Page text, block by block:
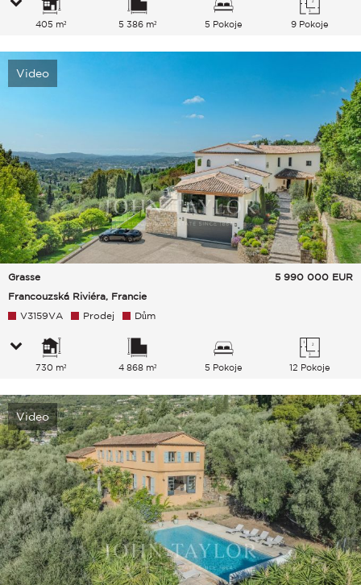
405 m² 5 386 m² 5 Pokoje 9 Pokoje
Video
Grasse
Francouzská Riviéra, Francie
5 990 000 EUR
V3159VA Prodej Dům
730 m² 4 868 m² 5 Pokoje 12 Pokoje
Video